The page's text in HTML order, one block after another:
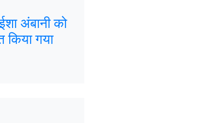
अंबानी को
किया गया